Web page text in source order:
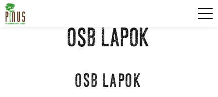
Skip
toPinus fakereskedés főoldal
OSB LAPOK
OSB LAPOK